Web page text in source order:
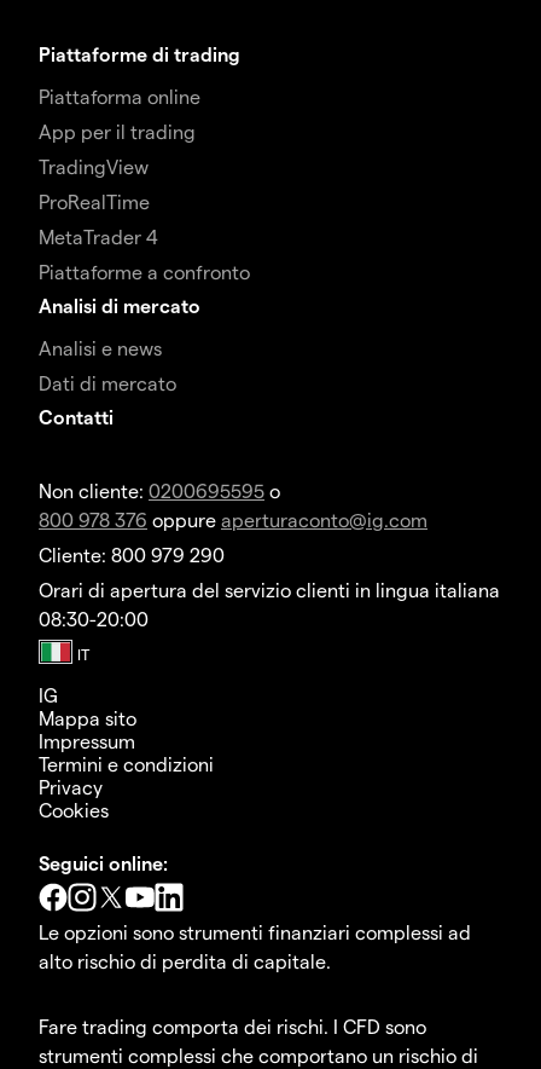
Piattaforme di trading
Piattaforma online
App per il trading
TradingView
ProRealTime
MetaTrader 4
Piattaforme a confronto
Analisi di mercato
Analisi e news
Dati di mercato
Contatti
Non cliente: 0200695595 o
800 978 376 oppure aperturaconto@ig.com
Cliente: 800 979 290
Orari di apertura del servizio clienti in lingua italiana
08:30-20:00
IG
Mappa sito
Impressum
Termini e condizioni
Privacy
Cookies
Seguici online:
Le opzioni sono strumenti finanziari complessi ad
alto rischio di perdita di capitale.
Fare trading comporta dei rischi. I CFD sono
strumenti complessi che comportano un rischio di